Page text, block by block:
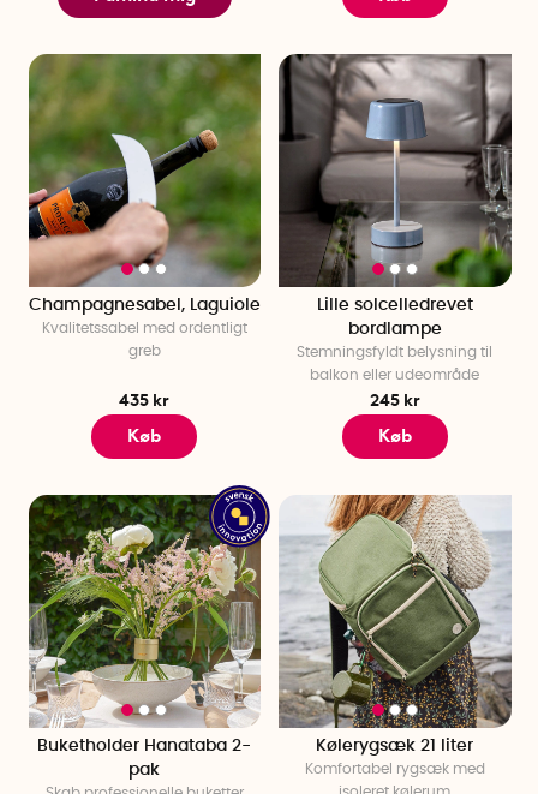
Champagnesabel, Laguiole
Kvalitetssabel med ordentligt
greb
435 kr
Køb
Lille solcelledrevet
bordlampe
Stemningsfyldt belysning til
balkon eller udeområde
245 kr
Køb
Buketholder Hanataba 2-
pak
Kølerygsæk 21 liter
Komfortabel rygsæk med